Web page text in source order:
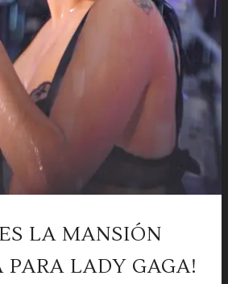
LA MANSIÓN
PARA LADY GAGA!